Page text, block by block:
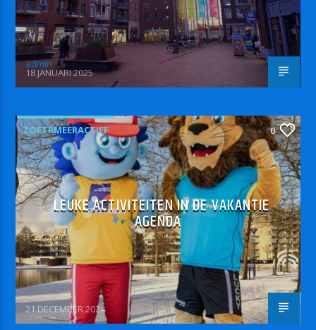
admin
18 JANUARI 2025
ZOETRMEERACTIEF 0
LEUKE ACTIVITEITEN IN DE VAKANTIE
AGENDA
21 DECEMBER 2024